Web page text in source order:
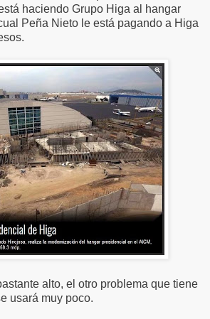
haciendo Grupo Higa al hangar
Peña Nieto le está pagando a Higa
alto, el otro problema que tiene
usará muy poco.